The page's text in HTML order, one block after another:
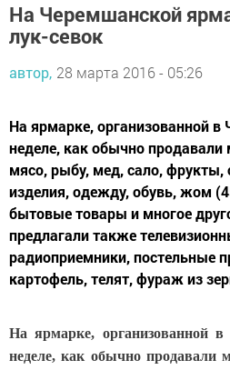
На Черемшанской
лук-севок
автор, 28 марта 2016 - 05:26
На ярмарке, организованной
неделе, как обычно продавали
мясо, рыбу, мед, сало, фрукты,
изделия, одежду, обувь, жом
бытовые товары и многое
предлагали также
радиоприемники, постельные
картофель, телят, фураж из
На ярмарке, организованной
неделе, как обычно продавали